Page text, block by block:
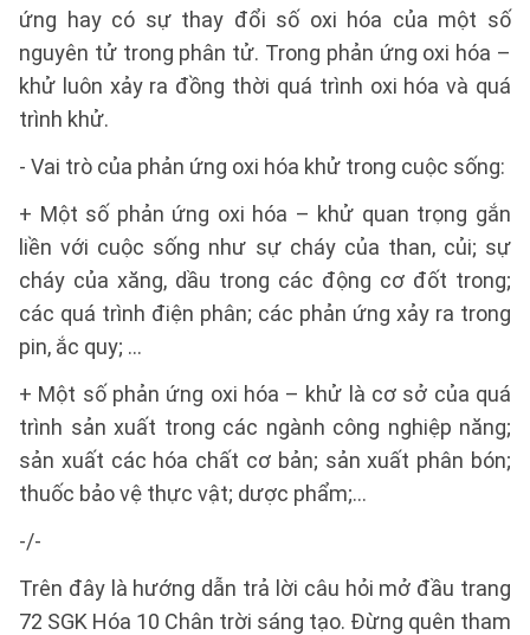
ứng hay có sự thay đổi số oxi hóa của một số
nguyên tử trong phân tử. Trong phản ứng oxi hóa –
khử luôn xảy ra đồng thời quá trình oxi hóa và quá
trình khử.
- Vai trò của phản ứng oxi hóa khử trong cuộc sống:
+ Một số phản ứng oxi hóa – khử quan trọng gắn
liền với cuộc sống như sự cháy của than, củi; sự
cháy của xăng, dầu trong các động cơ đốt trong;
các quá trình điện phân; các phản ứng xảy ra trong
pin, ắc quy; …
+ Một số phản ứng oxi hóa – khử là cơ sở của quá
trình sản xuất trong các ngành công nghiệp năng;
sản xuất các hóa chất cơ bản; sản xuất phân bón;
thuốc bảo vệ thực vật; dược phẩm;…
-/-
Trên đây là hướng dẫn trả lời câu hỏi mở đầu trang
72 SGK Hóa 10 Chân trời sáng tạo. Đừng quên tham